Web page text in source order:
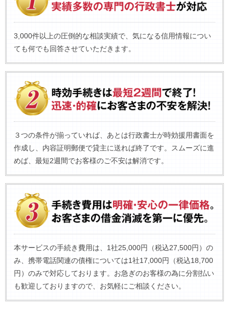
3,000件以上の圧倒的な相談実績で、気になる信用情報につい
ても何でも回答させていただきます。
３つの条件が揃っていれば、あとは行政書士が時効援用書面を
作成し、内容証明郵便で貸主に送れば終了です。スムーズに進
めば、最短2週間でお客様のご不安は解消です。
本サービスの手続き費用は、1社25,000円（税込27,500円）の
み、携帯電話関連の債権については1社17,000円（税込18,700
円）のみで対応しております。お急ぎのお客様の為に分割払い
も歓迎しておりますので、お気軽にご相談ください。